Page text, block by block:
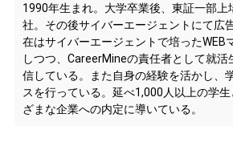
1990年生まれ。大学卒業後、東証一部上
社。その後サイバーエージェントにて広
在はサイバーエージェントで培ったWEB
しつつ、CareerMineの責任者として就活
信している。また自身の経験を活かし、
スを行っている。延べ1,000人以上の学
ざまな企業への内定に導いている。